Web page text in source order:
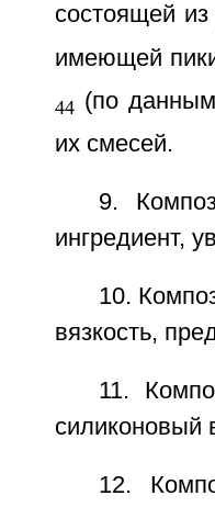
состоящей
имеющей
44 (по
их смесей.
9.
ингредиент,
10.
вязкость,
11.
силиконовый
12.